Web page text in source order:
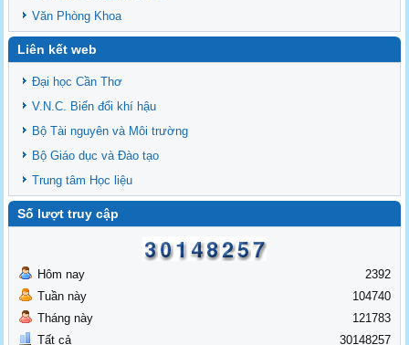
Văn Phòng Khoa
Liên kết web
Đại học Cần Thơ
V.N.C. Biến đổi khí hậu
Bộ Tài nguyên và Môi trường
Bộ Giáo dục và Đào tạo
Trung tâm Học liệu
Số lượt truy cập
Hôm nay
Tuần này
Tháng này
Tất cả
2392
104740
121783
30148257